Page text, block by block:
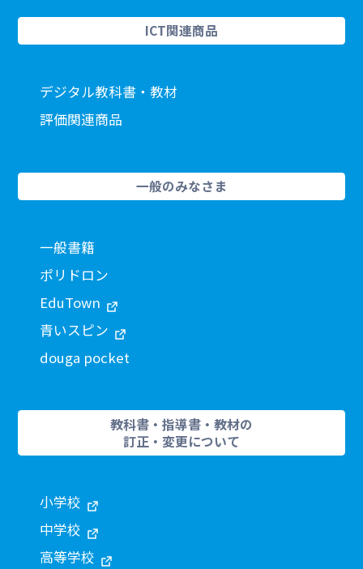
ICT関連商品
デジタル教科書・教材
評価関連商品
一般のみなさま
一般書籍
ポリドロン
EduTown
青いスピン
douga pocket
教科書・指導書・教材の
訂正・変更について
小学校
中学校
高等学校